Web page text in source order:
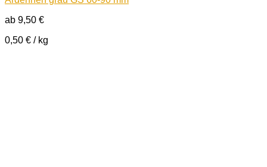
ab 9,50 €
0,50 € / kg